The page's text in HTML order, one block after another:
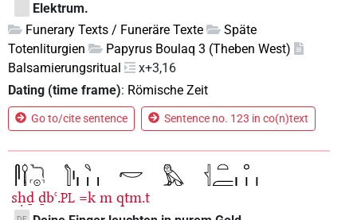
Elektrum.
Funerary Texts / Funeräre Texte
Späte
Totenliturgien
Papyrus Boulaq 3 (Theben West)
Balsamierungsritual
x+3,16
Dating (time frame): Römische Zeit
Go to/cite sentence Sentence no. 123 in co(n)text
sḥḏ ḏbꜥ.PL =k m qtm.t